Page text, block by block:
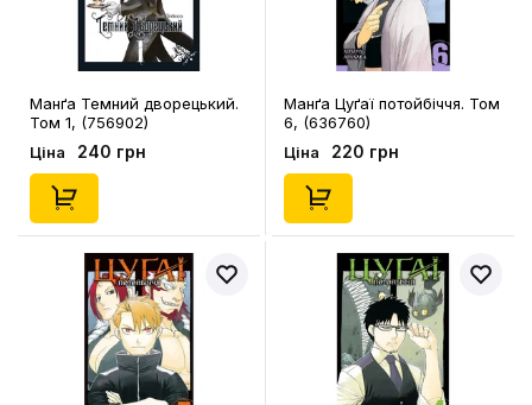
Манґа Темний дворецький.
Том 1, (756902)
Ціна 240 грн
Манґа Цуґаї потойбіччя. Том
6, (636760)
Ціна 220 грн